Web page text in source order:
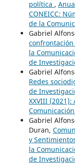
política ,
CONEICC:
de la
Gabriel
la
de
Gabriel
Redes
de
XXVIII
Comunicación
Gabriel
Duran,
y
la
de